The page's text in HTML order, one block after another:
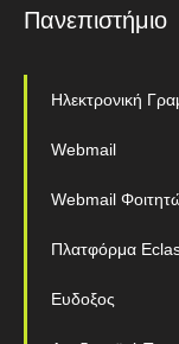
Πανεπιστήμιο
Ηλεκτρονική
Webmail
Webmail
Πλατφόρμα
Ευδοξος